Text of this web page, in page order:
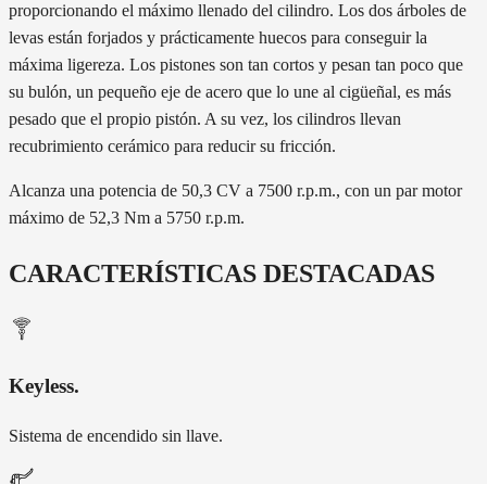
proporcionando el máximo llenado del cilindro. Los dos árboles de
levas están forjados y prácticamente huecos para conseguir la
máxima ligereza. Los pistones son tan cortos y pesan tan poco que
su bulón, un pequeño eje de acero que lo une al cigüeñal, es más
pesado que el propio pistón. A su vez, los cilindros llevan
recubrimiento cerámico para reducir su fricción.
Alcanza una potencia de 50,3 CV a 7500 r.p.m., con un par motor
máximo de 52,3 Nm a 5750 r.p.m.
CARACTERÍSTICAS DESTACADAS
Keyless.
Sistema de encendido sin llave.